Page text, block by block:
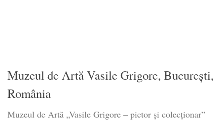
Muzeul de Artă Vasile Grigore, București,
România
Muzeul de Artă „Vasile Grigore – pictor și colecționar”